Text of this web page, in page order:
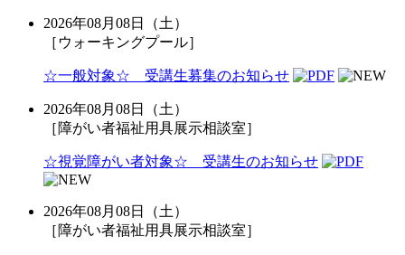
2026年08月08日（土）
［ウォーキングプール］
☆一般対象☆ 受講生募集のお知らせ
2026年08月08日（土）
［障がい者福祉用具展示相談室］
☆視覚障がい者対象☆ 受講生のお知らせ
2026年08月08日（土）
［障がい者福祉用具展示相談室］